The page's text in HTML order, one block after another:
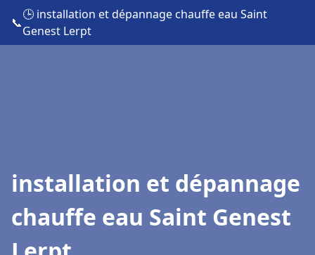
📞
🕒 installation et dépannage chauffe eau Saint
Genest Lerpt
installation et dépannage
chauffe eau Saint Genest